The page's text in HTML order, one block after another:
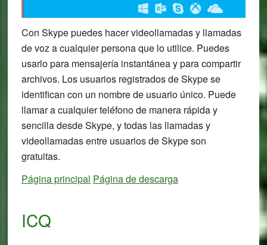
Con Skype puedes hacer videollamadas y llamadas
de voz a cualquier persona que lo utilice. Puedes
usarlo para mensajería instantánea y para compartir
archivos. Los usuarios registrados de Skype se
identifican con un nombre de usuario único. Puede
llamar a cualquier teléfono de manera rápida y
sencilla desde Skype, y todas las llamadas y
videollamadas entre usuarios de Skype son
gratuitas.
Página principal Página de descarga
ICQ